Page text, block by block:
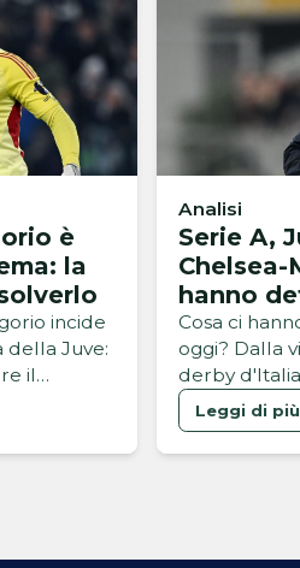
è
la
incide
della Juve:
il
Analisi
Serie A,
Chelsea-
hanno
di oggi?
Cosa ci
oggi? Dalla
derby
Milan contro
Leggi di più